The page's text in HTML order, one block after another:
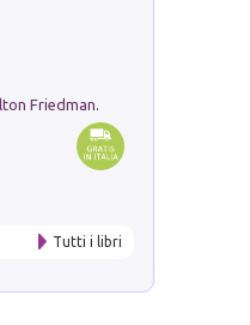
Friedman.
Tutti i libri